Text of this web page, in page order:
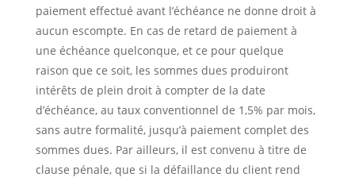
paiement effectué avant l’échéance ne donne droit à
aucun escompte. En cas de retard de paiement à
une échéance quelconque, et ce pour quelque
raison que ce soit, les sommes dues produiront
intérêts de plein droit à compter de la date
d’échéance, au taux conventionnel de 1,5% par mois,
sans autre formalité, jusqu’à paiement complet des
sommes dues. Par ailleurs, il est convenu à titre de
clause pénale, que si la défaillance du client rend